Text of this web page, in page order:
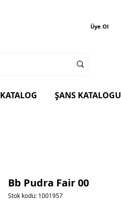
Üye Ol
KATALOG ŞANS KATALOGU
Bb Pudra Fair 00
Stok kodu: 1001957